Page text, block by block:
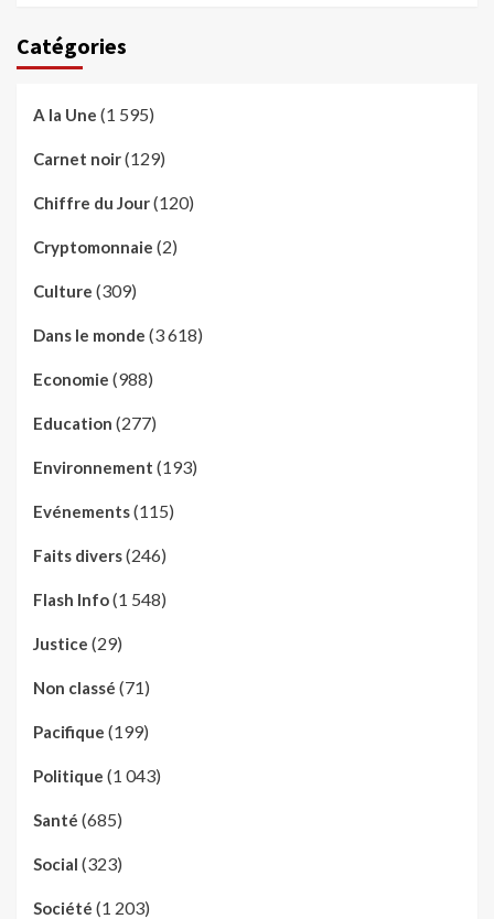
Catégories
A la Une (1 595)
Carnet noir(129)
Chiffre du Jour(120)
Cryptomonnaie (2)
Culture (309)
Dans le monde (3 618)
Economie (988)
Education (277)
Environnement (193)
Evénements(115)
Faits divers(246)
Flash Info(1 548)
Justice (29)
Non classé (71)
Pacifique (199)
Politique (1 043)
Santé (685)
Social (323)
Société (1 203)